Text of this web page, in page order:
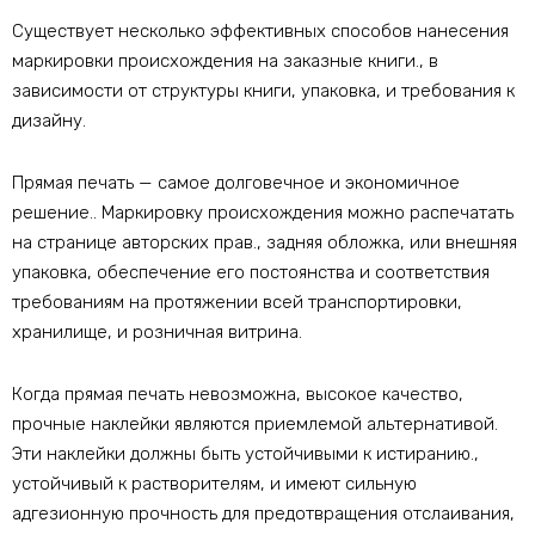
Существует несколько эффективных способов нанесения
маркировки происхождения на заказные книги., в
зависимости от структуры книги, упаковка, и требования к
дизайну.
Прямая печать — самое долговечное и экономичное
решение.. Маркировку происхождения можно распечатать
на странице авторских прав., задняя обложка, или внешняя
упаковка, обеспечение его постоянства и соответствия
требованиям на протяжении всей транспортировки,
хранилище, и розничная витрина.
Когда прямая печать невозможна, высокое качество,
прочные наклейки являются приемлемой альтернативой.
Эти наклейки должны быть устойчивыми к истиранию.,
устойчивый к растворителям, и имеют сильную
адгезионную прочность для предотвращения отслаивания,